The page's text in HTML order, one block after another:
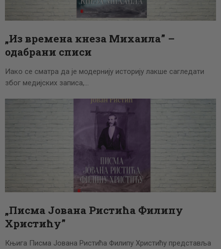
ЦЕНОВНИК
ПИСМО
„Из времена кнеза Михаила” –
одабрани списи
Иако се сматра да је модернију историју лакше сагледати
због медијских записа,…
„Писма Јована Ристића Филипу
Христићу”
Књига Писма Јована Ристића Филипу Христићу представља